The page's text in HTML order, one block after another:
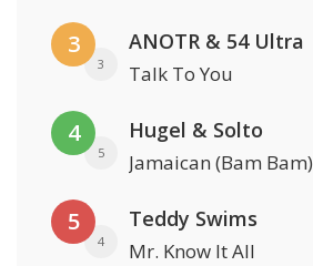
3
3
ANOTR & 54 Ultra
Talk To You
4
5
Hugel & Solto
Jamaican (Bam Bam)
5
4
Teddy Swims
Mr. Know It All